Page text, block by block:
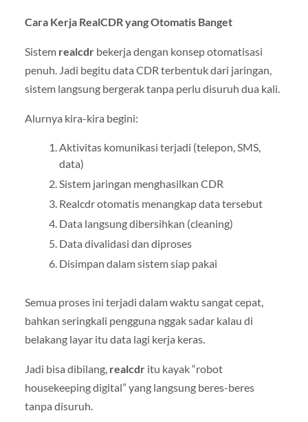
Cara Kerja RealCDR yang Otomatis Banget
Sistem realcdrbekerja dengan konsep otomatisasi
penuh. Jadi begitu data CDR terbentuk dari jaringan,
sistem langsung bergerak tanpa perlu disuruh dua kali.
Alurnya kira-kira begini:
Aktivitas komunikasi terjadi (telepon, SMS,
data)
Sistem jaringan menghasilkan CDR
Realcdr otomatis menangkap data tersebut
Data langsung dibersihkan (cleaning)
Data divalidasi dan diproses
Disimpan dalam sistem siap pakai
Semua proses ini terjadi dalam waktu sangat cepat,
bahkan seringkali pengguna nggak sadar kalau di
belakang layar itu data lagi kerja keras.
Jadi bisa dibilang, realcdritu kayak “robot
housekeeping digital” yang langsung beres-beres
tanpa disuruh.